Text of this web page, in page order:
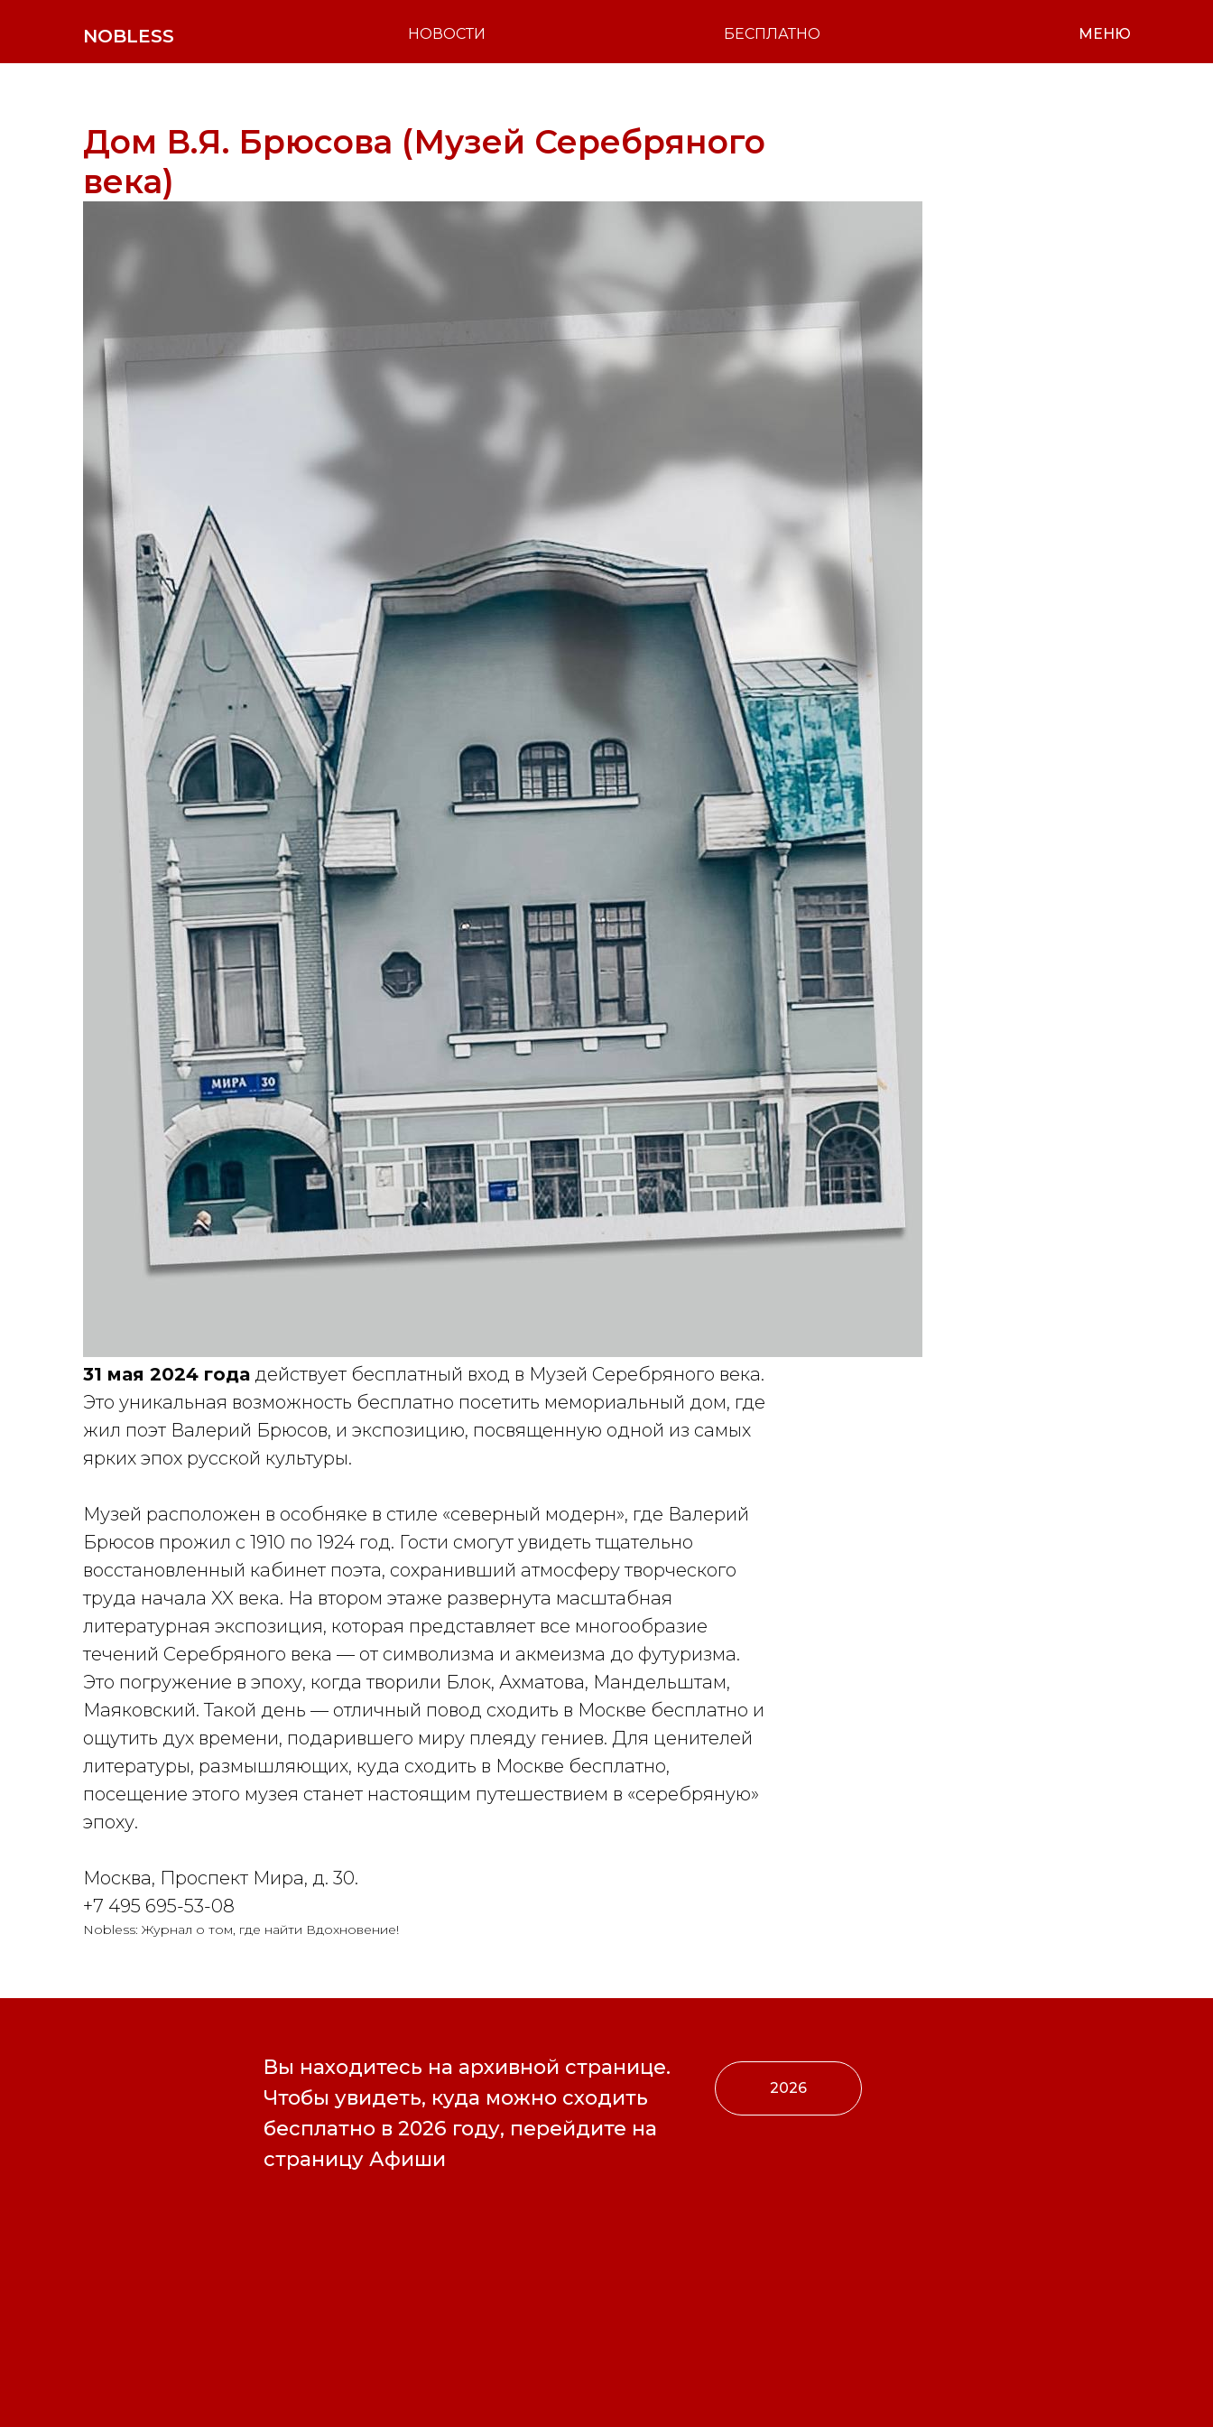
NOBLESS МЕНЮ
НОВОСТИ БЕСПЛАТНО
Дом В.Я. Брюсова (Музей Серебряного
века)
31 мая 2024 года действует бесплатный вход в Музей Серебряного века.
Это уникальная возможность бесплатно посетить мемориальный дом, где
жил поэт Валерий Брюсов, и экспозицию, посвященную одной из самых
ярких эпох русской культуры.
Музей расположен в особняке в стиле «северный модерн», где Валерий
Брюсов прожил с 1910 по 1924 год. Гости смогут увидеть тщательно
восстановленный кабинет поэта, сохранивший атмосферу творческого
труда начала XX века. На втором этаже развернута масштабная
литературная экспозиция, которая представляет все многообразие
течений Серебряного века — от символизма и акмеизма до футуризма.
Это погружение в эпоху, когда творили Блок, Ахматова, Мандельштам,
Маяковский. Такой день — отличный повод сходить в Москве бесплатно и
ощутить дух времени, подарившего миру плеяду гениев. Для ценителей
литературы, размышляющих, куда сходить в Москве бесплатно,
посещение этого музея станет настоящим путешествием в «серебряную»
эпоху.
Москва, Проспект Мира, д. 30.
+7 495 695-53-08
Nobless: Журнал о том, где найти Вдохновение!
Вы находитесь на архивной странице.
Чтобы увидеть, куда можно сходить
бесплатно в 2026 году, перейдите на
страницу Афиши
2026